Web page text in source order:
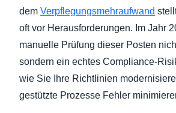
WACHSTUM UND OPTIMIERUNG
dem Verpflegungsmehraufwand
oft vor Herausforderungen. Im Jahr
manuelle Prüfung dieser Posten
sondern ein echtes Compliance-
wie Sie Ihre Richtlinien
gestützte Prozesse Fehler